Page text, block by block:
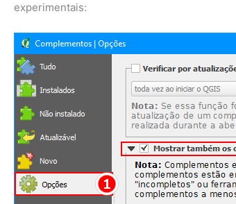
experimentais: